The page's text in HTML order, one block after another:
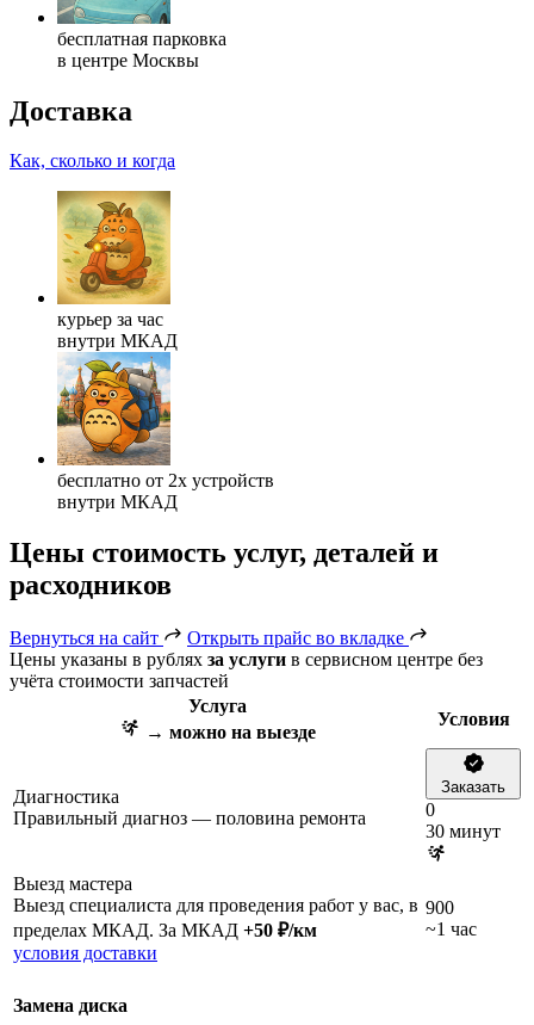
бесплатная парковка
в центре Москвы
Доставка
Как, сколько и когда
курьер за час
внутри МКАД
бесплатно от 2х устройств
внутри МКАД
Цены стоимость услуг, деталей и
расходников
Вернуться на сайт
Открыть прайс во вкладке
Цены указаны в рублях за услуги в сервисном центре без
учёта стоимости запчастей
Услуга
→ можно на выезде
Условия
Диагностика
Правильный диагноз — половина ремонта
Заказать
0
30 минут
Выезд мастера
Выезд специалиста для проведения работ у вас, в
пределах МКАД. За МКАД +50 ₽/км
условия доставки
900
~1 час
Замена диска